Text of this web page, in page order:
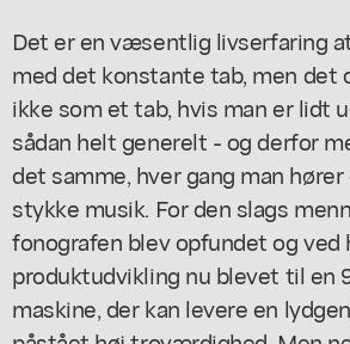
Det er en væsentlig livserfaring
med det konstante tab, men det
ikke som et tab, hvis man er lidt
sådan helt generelt - og derfor
det samme, hver gang man
stykke musik. For den slags
fonografen blev opfundet og
produktudvikling nu blevet til en
maskine, der kan levere en